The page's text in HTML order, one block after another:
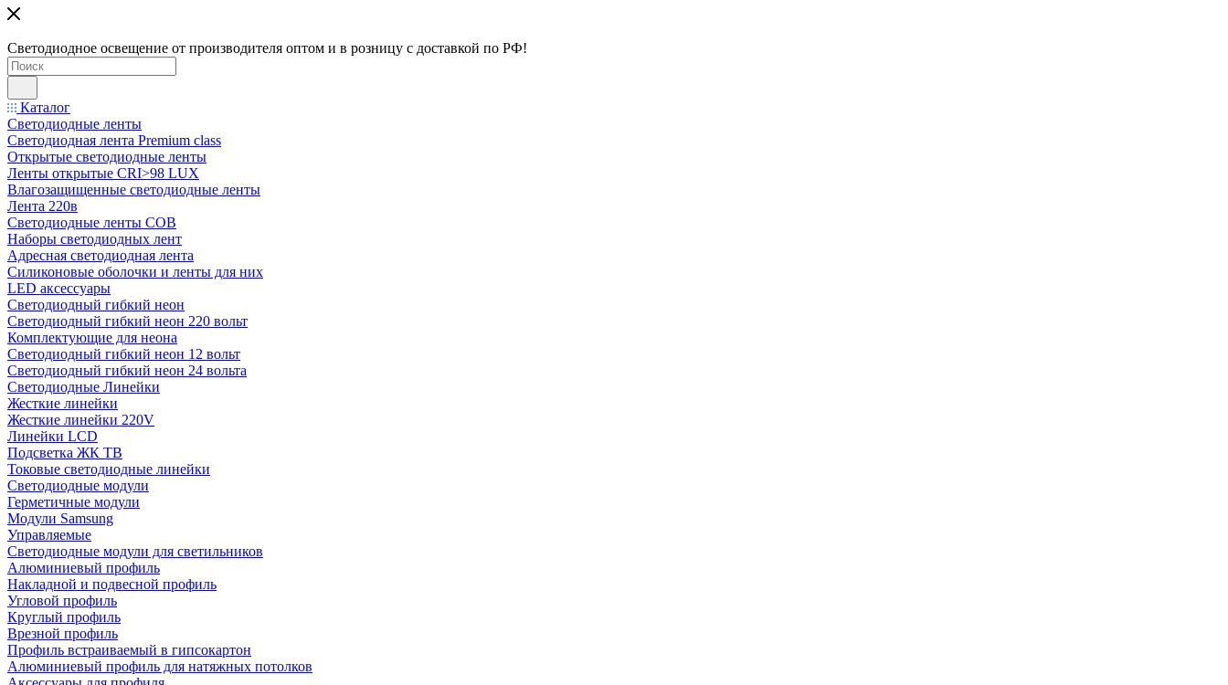
Светодиодное освещение от производителя оптом и в розницу с доставкой по РФ!
Каталог
Светодиодные ленты
Светодиодная лента Premium class
Открытые светодиодные ленты
Ленты открытые CRI>98 LUX
Влагозащищенные светодиодные ленты
Лента 220в
Светодиодные ленты COB
Наборы светодиодных лент
Адресная светодиодная лента
Силиконовые оболочки и ленты для них
LED аксессуары
Светодиодный гибкий неон
Светодиодный гибкий неон 220 вольт
Комплектующие для неона
Светодиодный гибкий неон 12 вольт
Светодиодный гибкий неон 24 вольта
Светодиодные Линейки
Жесткие линейки
Жесткие линейки 220V
Линейки LCD
Подсветка ЖК ТВ
Токовые светодиодные линейки
Светодиодные модули
Герметичные модули
Модули Samsung
Управляемые
Светодиодные модули для светильников
Алюминиевый профиль
Накладной и подвесной профиль
Угловой профиль
Круглый профиль
Врезной профиль
Профиль встраиваемый в гипсокартон
Алюминиевый профиль для натяжных потолков